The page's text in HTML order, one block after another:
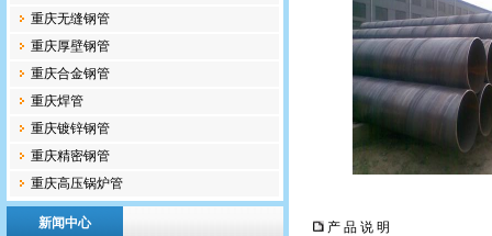
重庆无缝钢管
重庆厚壁钢管
重庆合金钢管
重庆焊管
重庆镀锌钢管
重庆精密钢管
重庆高压锅炉管
新闻中心
产 品 说 明